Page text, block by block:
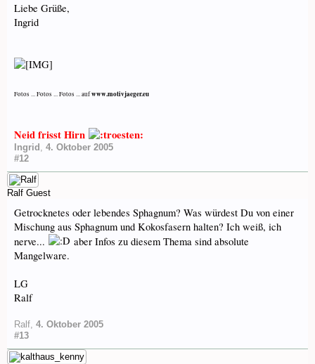
Liebe Grüße,
Ingrid
Fotos ... Fotos ... Fotos ... aufwww.motivjaeger.eu
Neid frisst Hirn
Ingrid , 4. Oktober 2005
#12
Ralf Guest
Getrocknetes oder lebendes Sphagnum? Was würdest Du von einer
Mischung aus Sphagnum und Kokosfasern halten? Ich weiß, ich
nerve...
aber Infos zu diesem Thema sind absolute
Mangelware.
LG
Ralf
Ralf, 4. Oktober 2005
#13